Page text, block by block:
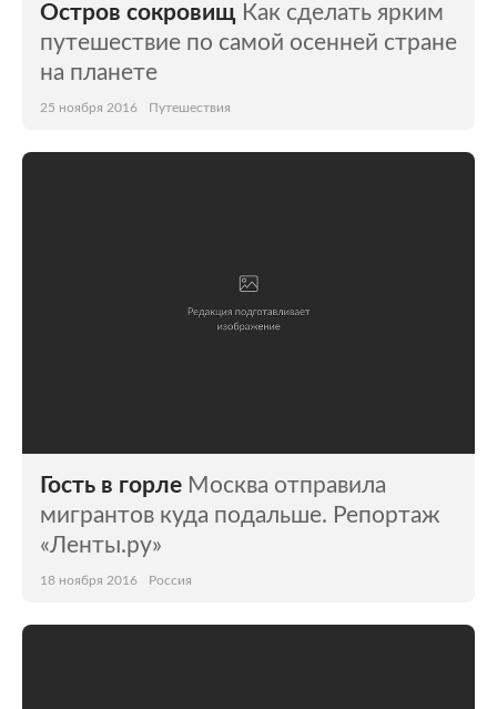
Остров сокровищ Как сделать ярким
путешествие по самой осенней стране
на планете
25 ноября 2016 Путешествия
Гость в горле Москва отправила
мигрантов куда подальше. Репортаж
«Ленты.ру»
18 ноября 2016 Россия